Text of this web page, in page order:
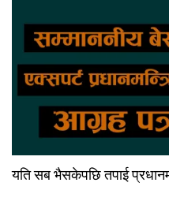
यति सब भैसकेपछि तपाई